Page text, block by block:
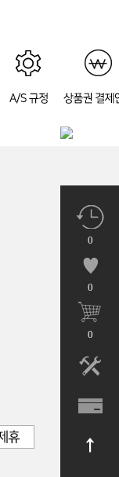
0
0
0